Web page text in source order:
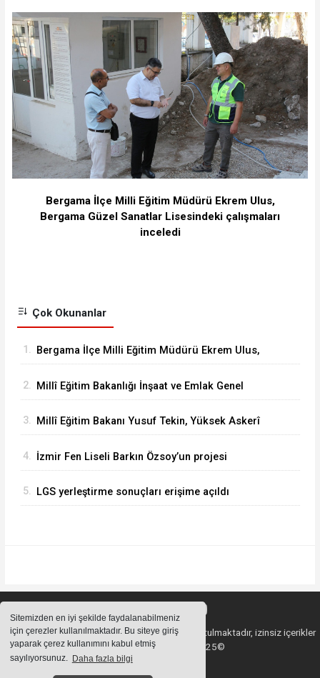
Sitemizden en iyi şekilde faydalanabilmeniz
için çerezler kullanılmaktadır. Bu siteye giriş
yaparak çerez kullanımını kabul etmiş
sayılıyorsunuz. Daha fazla bilgi
Bergama İlçe Milli Eğitim Müdürü Ekrem Ulus,
Bergama Güzel Sanatlar Lisesindeki çalışmaları
inceledi
Çok Okunanlar
1. Bergama İlçe Milli Eğitim Müdürü Ekrem Ulus,
çalışmaları inceledi
2. Millî Eğitim Bakanlığı İnşaat ve Emlak Genel
İncelemelerde Bulundu
3. Millî Eğitim Bakanı Yusuf Tekin, Yüksek Askerî
4. İzmir Fen Liseli Barkın Özsoy’un projesi
5. LGS yerleştirme sonuçları erişime açıldı
Sitemizde bulunan içeriklerin tüm hakları saklı tutulmaktadır, izinsiz içerikler
kullanılamaz. Copyright 2025©